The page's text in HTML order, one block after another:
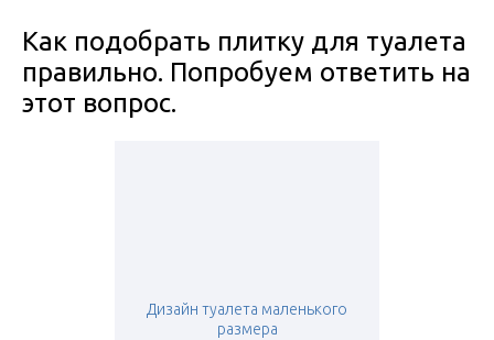
Как подобрать плитку для туалета
правильно. Попробуем ответить на
этот вопрос.
Дизайн туалета маленького
размера